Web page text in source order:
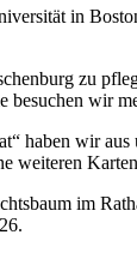
in
zu
besuchen wir
haben wir
weiteren
im